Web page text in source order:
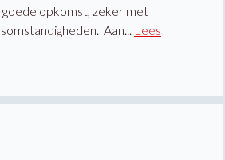
goede opkomst, zeker met
Aan...
Lees